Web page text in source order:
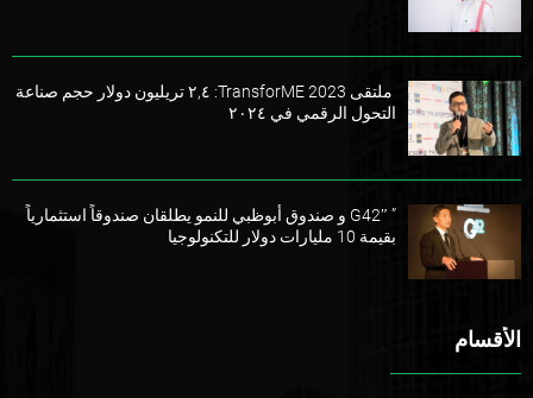
ملتقى TransforME 2023: ٢,٤ تريليون دولار حجم صناعة
التحول الرقمي في ٢٠٢٤
” G42″ و صندوق أبوظبي للنمو يطلقان صندوقاً استثمارياً
بقيمة 10 مليارات دولار للتكنولوجيا
الأقسام